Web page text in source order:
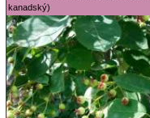
kanadský)